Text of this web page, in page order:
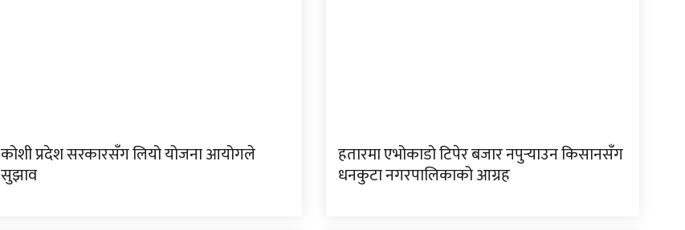
कोशी प्रदेश सरकारसँग लियो योजना आयोगले
सुझाव
हतारमा एभोकाडो टिपेर बजार नपुर्‍याउन किसानसँग
धनकुटा नगरपालिकाको आग्रह